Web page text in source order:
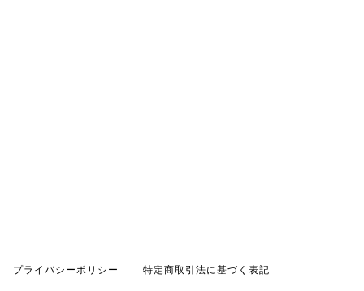
プライバシーポリシー 特定商取引法に基づく表記